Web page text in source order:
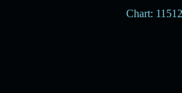
Chart: